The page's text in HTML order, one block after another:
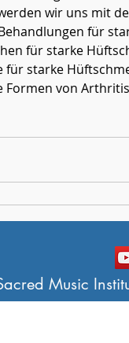
wir uns mit
für
für starke
für starke
Formen von
Music